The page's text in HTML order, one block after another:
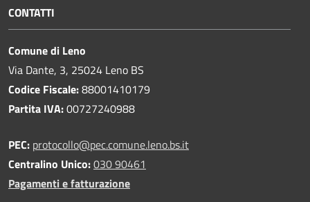
CONTATTI
Comune di Leno
Via Dante, 3, 25024 Leno BS
Codice Fiscale:88001410179
Partita IVA:00727240988
PEC: protocollo@pec.comune.leno.bs.it
Centralino Unico:030 90461
Pagamenti e fatturazione